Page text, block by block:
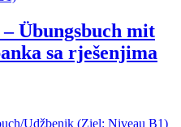
Übungsbuch mit
sa rješenjima